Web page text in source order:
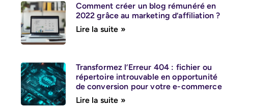
Comment créer un blog rémunéré en
2022 grâce au marketing d’affiliation ?
Lire la suite »
Transformez l’Erreur 404 : fichier ou
répertoire introuvable en opportunité
de conversion pour votre e-commerce
Lire la suite »